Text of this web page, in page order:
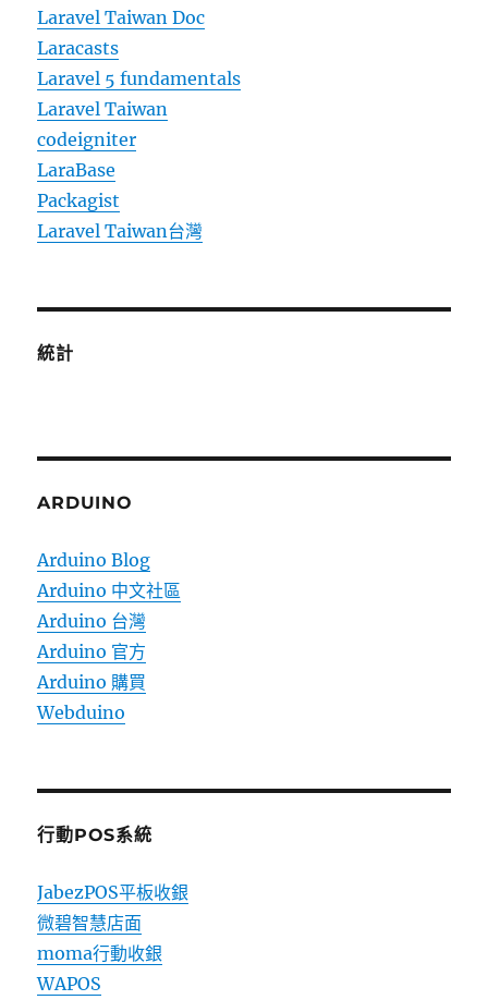
Laravel Taiwan Doc
Laracasts
Laravel 5 fundamentals
Laravel Taiwan
codeigniter
LaraBase
Packagist
Laravel Taiwan台灣
統計
ARDUINO
Arduino Blog
Arduino 中文社區
Arduino 台灣
Arduino 官方
Arduino 購買
Webduino
行動POS系統
JabezPOS平板收銀
微碧智慧店面
moma行動收銀
WAPOS